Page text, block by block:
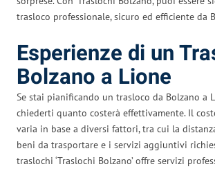
trasloco professionale, sicuro ed efficiente da
Esperienze di un
Bolzano a Lione
Se stai pianificando un trasloco da Bolzano a
chiederti quanto costerà effettivamente. Il
varia in base a diversi fattori, tra cui la
beni da trasportare e i servizi aggiuntivi
traslochi ‘Traslochi Bolzano’ offre servizi